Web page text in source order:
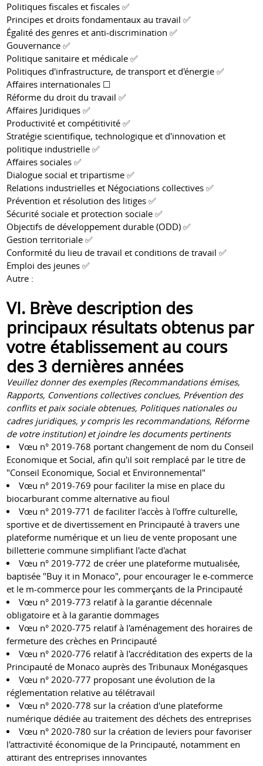
Politiques fiscales et fiscales ✅
Principes et droits fondamentaux au travail ✅
Égalité des genres et anti-discrimination ✅
Gouvernance ✅
Politique sanitaire et médicale ✅
Politiques d'infrastructure, de transport et d'énergie ✅
Affaires internationales ☐
Réforme du droit du travail ✅
Affaires Juridiques ✅
Productivité et compétitivité ✅
Stratégie scientifique, technologique et d'innovation et
politique industrielle ✅
Affaires sociales ✅
Dialogue social et tripartisme ✅
Relations industrielles et Négociations collectives ✅
Prévention et résolution des litiges ✅
Sécurité sociale et protection sociale ✅
Objectifs de développement durable (ODD) ✅
Gestion territoriale ✅
Conformité du lieu de travail et conditions de travail ✅
Emploi des jeunes ✅
Autre :
VI. Brève description des
principaux résultats obtenus par
votre établissement au cours
des 3 dernières années
Veuillez donner des exemples (Recommandations émises,
Rapports, Conventions collectives conclues, Prévention des
conflits et paix sociale obtenues, Politiques nationales ou
cadres juridiques, y compris les recommandations, Réforme
de votre institution) et joindre les documents pertinents
Vœu n° 2019-768 portant changement de nom du Conseil
Economique et Social, afin qu'il soit remplacé par le titre de
"Conseil Economique, Social et Environnemental"
Vœu n° 2019-769 pour faciliter la mise en place du
biocarburant comme alternative au fioul
Vœu n° 2019-771 de faciliter l'accès à l'offre culturelle,
sportive et de divertissement en Principauté à travers une
plateforme numérique et un lieu de vente proposant une
billetterie commune simplifiant l'acte d'achat
Vœu n° 2019-772 de créer une plateforme mutualisée,
baptisée "Buy it in Monaco", pour encourager le e-commerce
et le m-commerce pour les commerçants de la Principauté
Vœu n° 2019-773 relatif à la garantie décennale
obligatoire et à la garantie dommages
Vœu n° 2020-775 relatif à l'aménagement des horaires de
fermeture des crèches en Principauté
Vœu n° 2020-776 relatif à l'accréditation des experts de la
Principauté de Monaco auprès des Tribunaux Monégasques
Vœu n° 2020-777 proposant une évolution de la
réglementation relative au télétravail
Vœu n° 2020-778 sur la création d'une plateforme
numérique dédiée au traitement des déchets des entreprises
Vœu n° 2020-780 sur la création de leviers pour favoriser
l'attractivité économique de la Principauté, notamment en
attirant des entreprises innovantes